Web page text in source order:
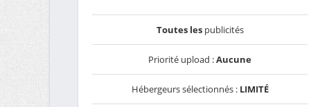
Toutes lespublicités
Priorité upload :Aucune
Hébergeurs sélectionnés : LIMITÉ